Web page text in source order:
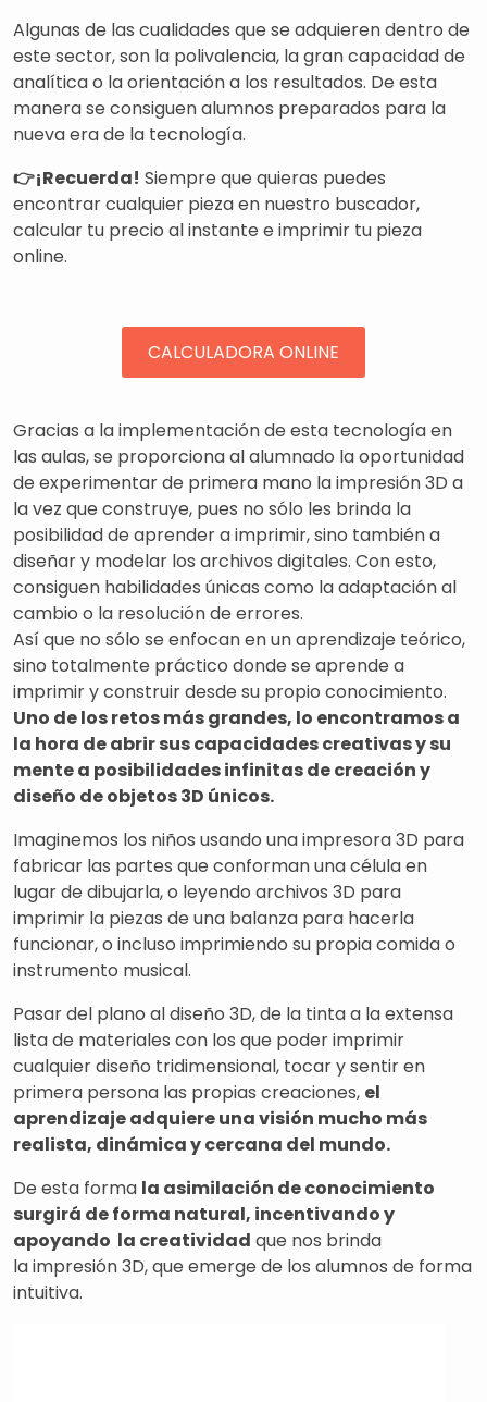
Algunas de las cualidades que se adquieren dentro de
este sector, son la polivalencia, la gran capacidad de
analítica o la orientación a los resultados. De esta
manera se consiguen alumnos preparados para la
nueva era de la tecnología.
👉¡Recuerda! Siempre que quieras puedes
encontrar cualquier pieza en nuestro buscador,
calcular tu precio al instante e imprimir tu pieza
online.
CALCULADORA ONLINE
Gracias a la implementación de esta tecnología en
las aulas, se proporciona al alumnado la oportunidad
de experimentar de primera mano la impresión 3D a
la vez que construye, pues no sólo les brinda la
posibilidad de aprender a imprimir, sino también a
diseñar y modelar los archivos digitales. Con esto,
consiguen habilidades únicas como la adaptación al
cambio o la resolución de errores.
Así que no sólo se enfocan en un aprendizaje teórico,
sino totalmente práctico donde se aprende a
imprimir y construir desde su propio conocimiento.
Uno de los retos más grandes, lo encontramos a
la hora de abrir sus capacidades creativas y su
mente a posibilidades infinitas de creación y
diseño de objetos 3D únicos.
Imaginemos los niños usando una impresora 3D para
fabricar las partes que conforman una célula en
lugar de dibujarla, o leyendo archivos 3D para
imprimir la piezas de una balanza para hacerla
funcionar, o incluso imprimiendo su propia comida o
instrumento musical.
Pasar del plano al diseño 3D, de la tinta a la extensa
lista de materiales con los que poder imprimir
cualquier diseño tridimensional, tocar y sentir en
primera persona las propias creaciones, el
aprendizaje adquiere una visión mucho más
realista, dinámica y cercana del mundo.
De esta forma la asimilación de conocimiento
surgirá de forma natural, incentivando y
apoyando la creatividad que nos brinda
la impresión 3D, que emerge de los alumnos de forma
intuitiva.